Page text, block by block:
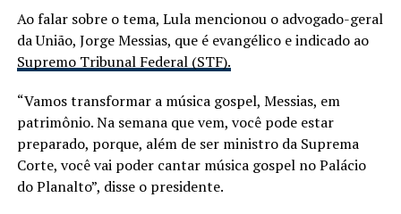
Ao falar sobre o tema, Lula mencionou o advogado-geral
da União, Jorge Messias, que é evangélico e indicado ao
Supremo Tribunal Federal (STF).
“Vamos transformar a música gospel, Messias, em
patrimônio. Na semana que vem, você pode estar
preparado, porque, além de ser ministro da Suprema
Corte, você vai poder cantar música gospel no Palácio
do Planalto”, disse o presidente.